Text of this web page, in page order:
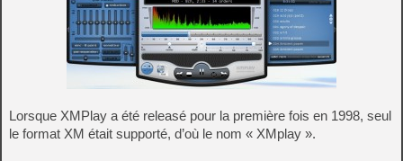
Lorsque XMPlay a été releasé pour la première fois en 1998, seul
le format XM était supporté, d’où le nom « XMplay ».